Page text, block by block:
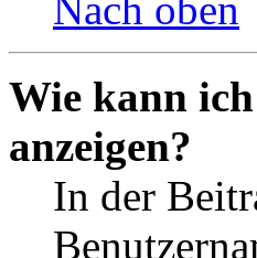
Nach oben
Wie kann
anzeigen?
In der